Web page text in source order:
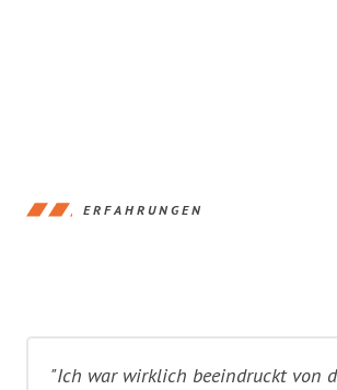
ERFAHRUNGEN
"Ich war wirklich beeindruckt von